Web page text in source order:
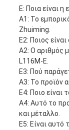
Ε: Ποια είναι
Α1: Το
Zhuiming.
Ε2: Ποιος
Α2: Ο αριθμός
L116M-E.
Ε3: Πού
Α3: Το προϊόν
Ε4: Ποιο είναι
Α4: Αυτό το
και μέταλλο.
Ε5: Είναι αυτό